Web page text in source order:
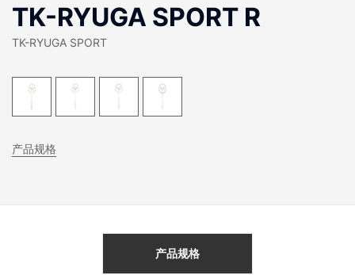
TK-RYUGA SPORT R
TK-RYUGA SPORT
产品规格
产品规格